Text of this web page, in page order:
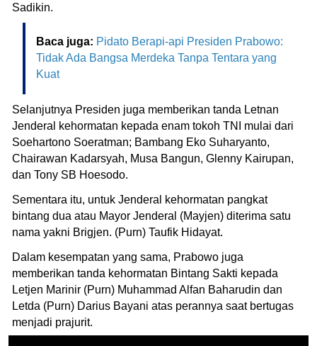
Sadikin.
Baca juga: Pidato Berapi-api Presiden Prabowo:
Tidak Ada Bangsa Merdeka Tanpa Tentara yang
Kuat
Selanjutnya Presiden juga memberikan tanda Letnan
Jenderal kehormatan kepada enam tokoh TNI mulai dari
Soehartono Soeratman; Bambang Eko Suharyanto,
Chairawan Kadarsyah, Musa Bangun, Glenny Kairupan,
dan Tony SB Hoesodo.
Sementara itu, untuk Jenderal kehormatan pangkat
bintang dua atau Mayor Jenderal (Mayjen) diterima satu
nama yakni Brigjen. (Purn) Taufik Hidayat.
Dalam kesempatan yang sama, Prabowo juga
memberikan tanda kehormatan Bintang Sakti kepada
Letjen Marinir (Purn) Muhammad Alfan Baharudin dan
Letda (Purn) Darius Bayani atas perannya saat bertugas
menjadi prajurit.